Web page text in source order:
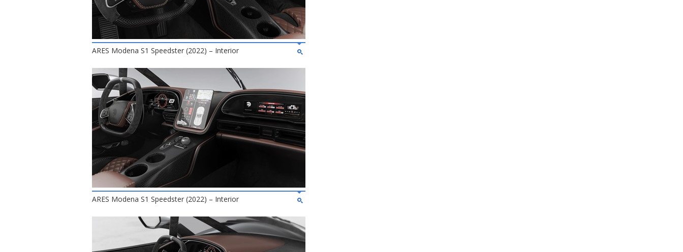
ARES Modena S1 Speedster (2022) – Interior
ARES Modena S1 Speedster (2022) – Interior